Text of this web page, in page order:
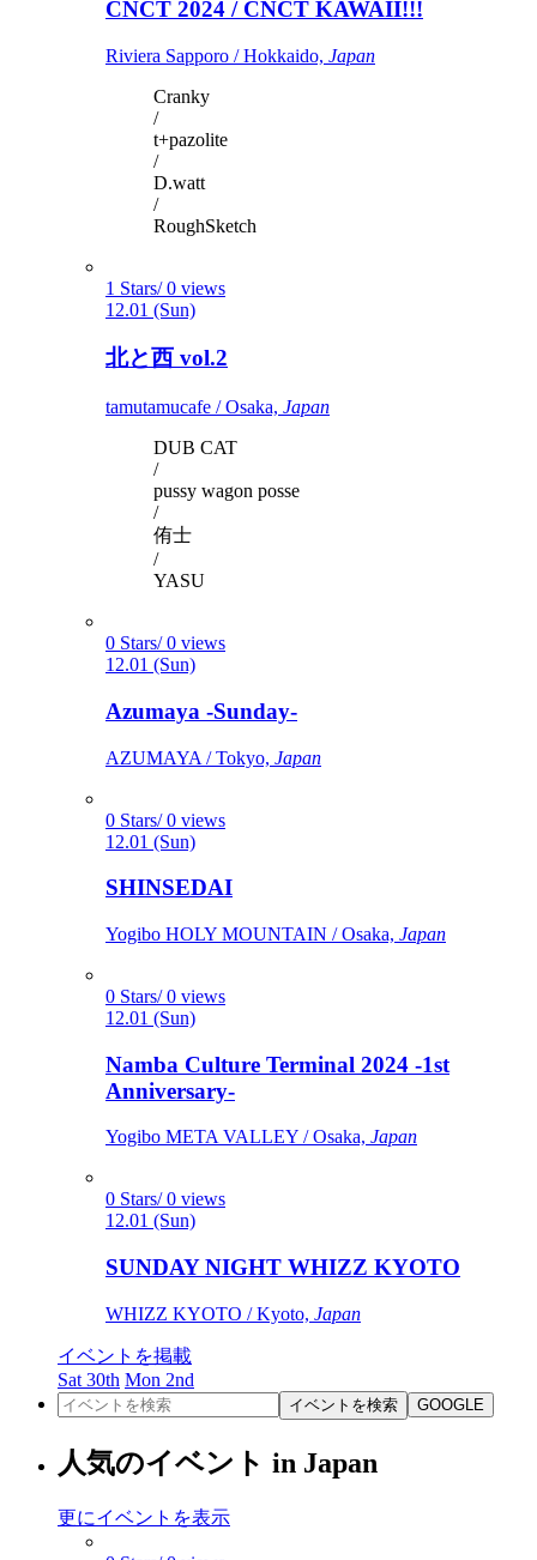
CNCT 2024 / CNCT KAWAII!!!
Riviera Sapporo / Hokkaido, Japan
Cranky
/
t+pazolite
/
D.watt
/
RoughSketch
1 Stars/ 0 views
12.01 (Sun)
北と西 vol.2
tamutamucafe / Osaka, Japan
DUB CAT
/
pussy wagon posse
/
侑士
/
YASU
0 Stars/ 0 views
12.01 (Sun)
Azumaya -Sunday-
AZUMAYA / Tokyo, Japan
0 Stars/ 0 views
12.01 (Sun)
SHINSEDAI
Yogibo HOLY MOUNTAIN / Osaka, Japan
0 Stars/ 0 views
12.01 (Sun)
Namba Culture Terminal 2024 -1st
Anniversary-
Yogibo META VALLEY / Osaka, Japan
0 Stars/ 0 views
12.01 (Sun)
SUNDAY NIGHT WHIZZ KYOTO
WHIZZ KYOTO / Kyoto, Japan
イベントを掲載
Sat 30th Mon 2nd
イベントを検索 GOOGLE
人気のイベント in Japan
更にイベントを表示